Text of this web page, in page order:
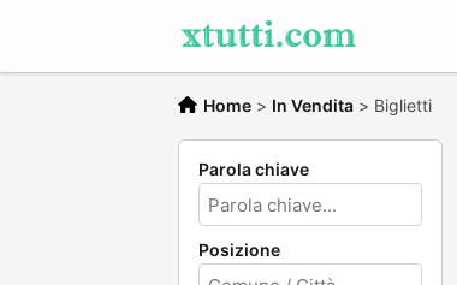
Home > In Vendita > Biglietti
Parola chiave
Posizione